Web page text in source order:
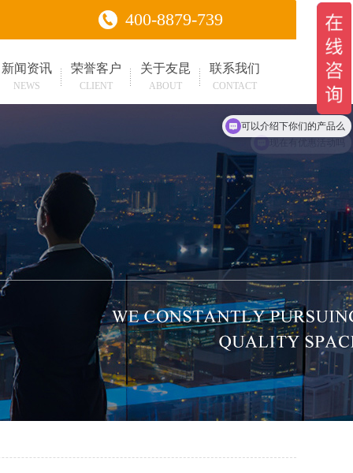
400-8879-739
新闻资讯
NEWS
荣誉客户
CLIENT
关于友昆
ABOUT
联系我们
CONTACT
可以介绍下你们的产品么